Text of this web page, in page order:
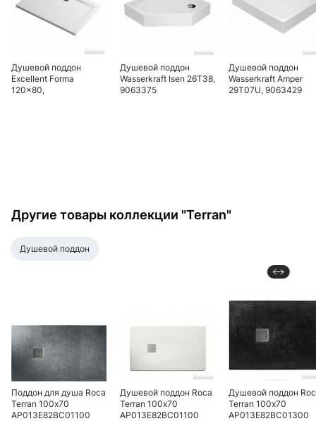
Душевой поддон
Excellent Forma
120x80,
Душевой поддон
Wasserkraft Isen 26T38,
9063375
Душевой поддон
Wasserkraft Amper
29T07U, 9063429
Другие товары коллекции "Terran"
душевой поддон
Поддон для душа Roca
Terran 100х70
AP013E82BC01100
Душевой поддон Roca
Terran 100х70
AP013E82BC01100
Душевой поддон
Terran 100х70
AP013E82BC01300